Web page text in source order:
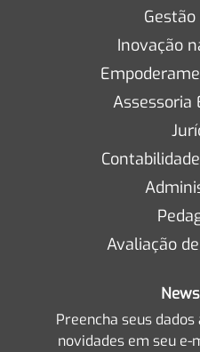
Inovação
Assessoria
Avaliação
Preencha seus
novidades em seu e-